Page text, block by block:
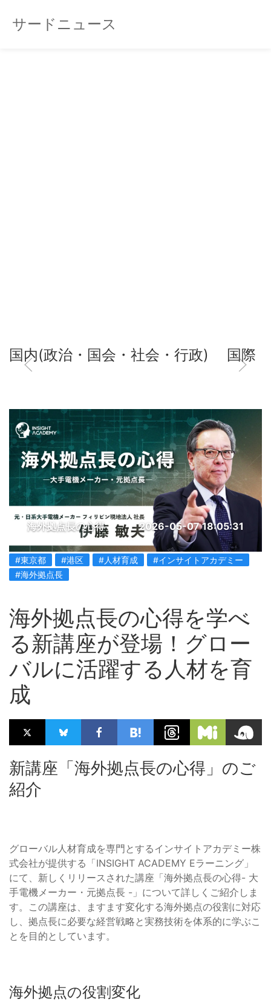
サードニュース
国内(政治・国会・社会・行政) 国際
海外拠点長の心得 2026-05-07 18:05:31
#東京都 #港区 #人材育成
#インサイトアカデミー
#海外拠点長
海外拠点長の心得を学べ
る新講座が登場！グロー
バルに活躍する人材を育
成
新講座「海外拠点長の心得」のご
紹介
グローバル人材育成を専門とするインサイトアカデミー株
式会社が提供する「INSIGHT ACADEMY Eラーニング」
にて、新しくリリースされた講座「海外拠点長の心得- 大
手電機メーカー・元拠点長 -」について詳しくご紹介しま
す。この講座は、ますます変化する海外拠点の役割に対応
し、拠点長に必要な経営戦略と実務技術を体系的に学ぶこ
とを目的としています。
海外拠点の役割変化